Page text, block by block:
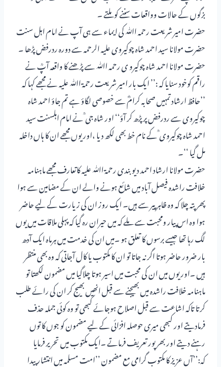
بزگوں کے حالات وواقعات سننے کو ملتے ۔
حضرت امیر شریعت رحمہ اﷲ کی ایماء سے ہی آپ نے امام اہل سنت
حضرت مولانا سید احمد شاہ چوکیروی علیہ الرحمہ سے دورہ ردرفض پڑھا ۔
حضرت مولانا احمد شاہ چوکیرو ی رحمہ اﷲ سے پڑھنے کا واقعہ آپؒ نے
راقم کوخود سنایا کہ :’’ ایک بار امیر شریعت رحمۃ اﷲ علیہ نے مجھے کہا کہ
’’حافظ ارشاد تمہیں صحابہ کرامؓ سے خصوصی لگاؤ ہے تم جاؤ احمد شاہ
چوکیروی سے ردرفض پر پڑھ کر آؤ‘‘ اور شاہ جی ؒ نے امام اہلسنت سید
احمد شاہ چوکیروی ؒ کے نام خط بھی لکھ دیا ،اور یوں مجھے ان کا ہاں داخلہ
مل گیا ‘‘۔
حضرت مولانا ارشاد احمد دیوبندی رحمۃ اﷲ علیہ کاتعارف مجھے ماہنامہ
خلافت راشدہ فیصل آباد میں شائع ہونے والے ان کے مضامین سے ہوا
پھر پتہ چلا کہ وہ ظاہر پیر سے ہیں۔ ایک روز ان کی زیارت کے لیے حاضر
ہوا وہ اس پیار ومحبت سے ملے کہ میں حیران رہ گیا کہ پہلی ملاقات میں یوں
لگ رہا تھا جیسے برسوں کا تعلق ہو ۔میں ان کی خدمت میں ہرماہ ایک آدھ
بار ضرور حاضر ہوتا اگر نہ جاتا تو ان کا مکتوب یا کال آجاتی کہ وہ بھی منتظر
ہیں ۔اور یوں میں ان کی محبت میں اسیر ہوتا چلاگیا میں مضمون لکھتا تو
ماہنامہ خلافت راشدہ میں بھیجنے سے قبل انھیں بھیج کر ان کی رائے طلب
کرتا تاکہ اشاعت سے قبل اصلاح ہوجائے کبھی تو وہ کوئی جملہ حذف
فرمادیتے اور کبھی میری حوصلہ افزائی کے لیے مضمون کو جوں کا توں
رہنے دیتے اور بھر پور تعریف فرماتے ۔ایک مکتوب میں تحریر فرمایا
کہ:’’آں عزیز کا مکتوب گرامی مع مضمون ’’امت مسلمہ میں انتشار پیدا